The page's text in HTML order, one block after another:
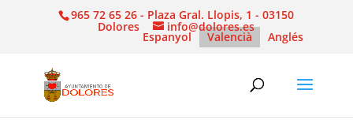
965 72 65 26 - Plaza Gral. Llopis, 1 - 03150
Dolores info@dolores.es
Espanyol Valencià Anglés